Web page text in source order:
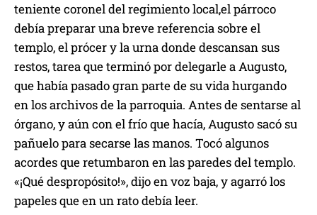
teniente coroneldel regimientolocal,elpárroco
debía preparar una brevereferenciasobre el
templo, el próceryla urna donde descansan sus
restos, tarea que terminópor delegarle aAugusto,
que había pasado gran parte de su vidahurgando
enlos archivos de la parroquia. Antes de sentarseal
órgano, y aún con el fríoque hacía,Augustosacó su
pañuelo parasecarselas manos. Tocóalgunos
acordesqueretumbaron en las paredes del templo.
«¡Qué despropósito!»,dijo envoz baja, yagarrólos
papeles que en un rato debía leer.